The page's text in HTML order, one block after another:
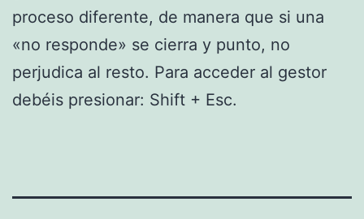
proceso diferente, de manera que si una
«no responde» se cierra y punto, no
perjudica al resto. Para acceder al gestor
debéis presionar: Shift + Esc.